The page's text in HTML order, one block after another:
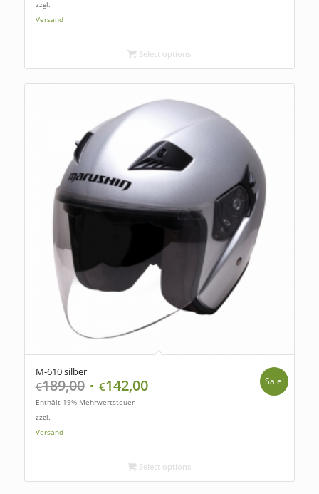
zzgl.
Versand
Select options
M-610 silber
€189,00 €142,00
Enthält 19% Mehrwertsteuer
zzgl.
Versand
Sale!
Select options